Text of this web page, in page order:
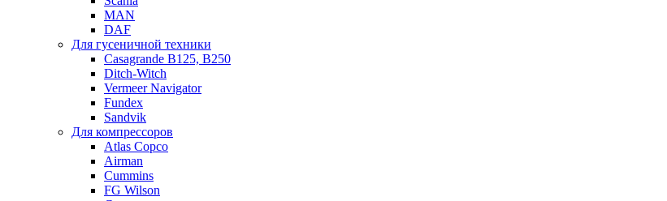
MAN
DAF
Для гусеничной техники
Casagrande B125, B250
Ditch-Witch
Vermeer Navigator
Fundex
Sandvik
Для компрессоров
Atlas Copco
Airman
Cummins
FG Wilson